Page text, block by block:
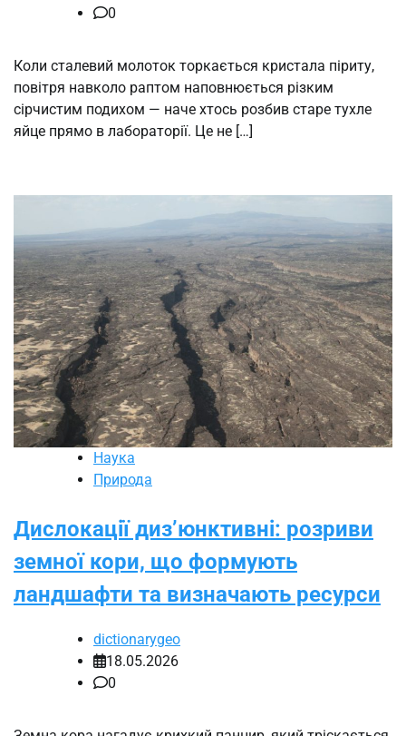
0
Коли сталевий молоток торкається кристала піриту,
повітря навколо раптом наповнюється різким
сірчистим подихом — наче хтось розбив старе тухле
яйце прямо в лабораторії. Це не […]
Наука
Природа
Дислокації диз’юнктивні: розриви
земної кори, що формують
ландшафти та визначають ресурси
dictionarygeo
18.05.2026
0